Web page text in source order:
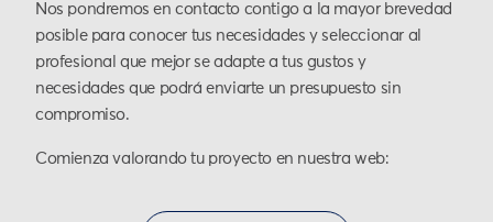
Nos pondremos en contacto contigo a la mayor brevedad
posible para conocer tus necesidades y seleccionar al
profesional que mejor se adapte a tus gustos y
necesidades que podrá enviarte un presupuesto sin
compromiso.
Comienza valorando tu proyecto en nuestra web: